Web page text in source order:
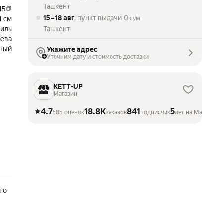
см
Ташкент
15 – 18 авг, пункт выдачи 0 сум
Ташкент
Укажите адрес
Уточним дату и стоимость доставки
KETT-UP
Магазин
4.7585 оценок18.8Kзаказов841подписчик5лет на Маркете